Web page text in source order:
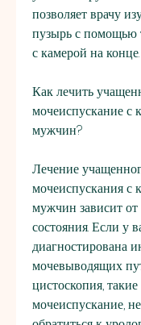
позволяет врачу
пузырь с помощью
с камерой на конце.
Как лечить
мочеиспускание с
мужчин?
Лечение
мочеиспускания с
мужчин зависит
состояния. Если у
диагностирована
мочевыводящих
цистоскопия,
мочеиспускание,